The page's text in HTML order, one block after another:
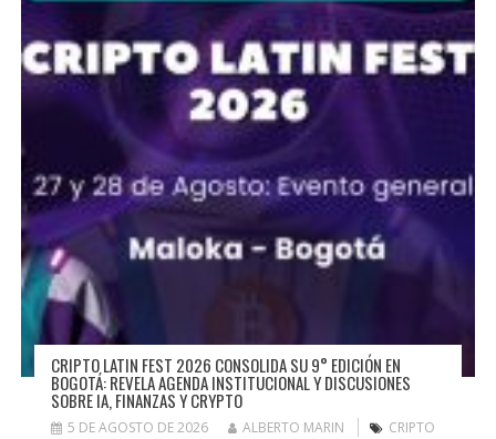
CRIPTO LATIN FEST 2026 CONSOLIDA SU 9° EDICIÓN EN
BOGOTÁ: REVELA AGENDA INSTITUCIONAL Y DISCUSIONES
SOBRE IA, FINANZAS Y CRYPTO
5 DE AGOSTO DE 2026 ALBERTO MARIN
CRIPTO